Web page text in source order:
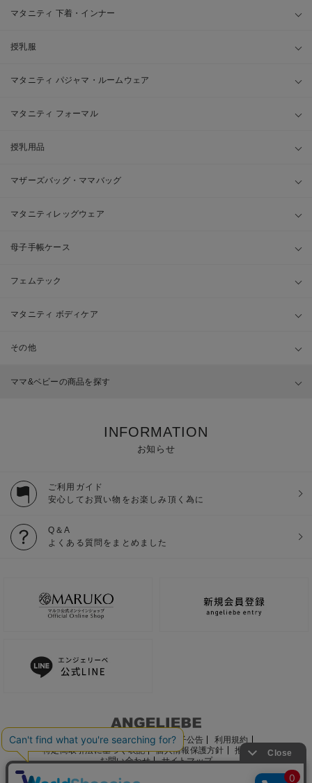
マタニティ 下着・インナー
授乳服
マタニティ パジャマ・ルームウェア
マタニティ フォーマル
授乳用品
マザーズバッグ・ママバッグ
マタニティレッグウェア
母子手帳ケース
フェムテック
マタニティ ボディケア
その他
ママ&ベビーの商品を探す
INFORMATION
お知らせ
ご利用ガイド
安心してお買い物をお楽しみ頂く為に
Q＆A
よくある質問をまとめました
ご利用ガイド 会社概要 電子公告
利用規約
特定商取引法に基づく表記
個人情報保護方針
推奨環境
お問い合わせ
サイトマップ